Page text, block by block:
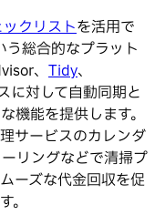
クリストを活用で
総合的なプラット
、 Tidy、
に対して自動同期と
機能を提供します。
サービスのカレンダ
リングなどで清掃プ
ーズな代金回収を促
。